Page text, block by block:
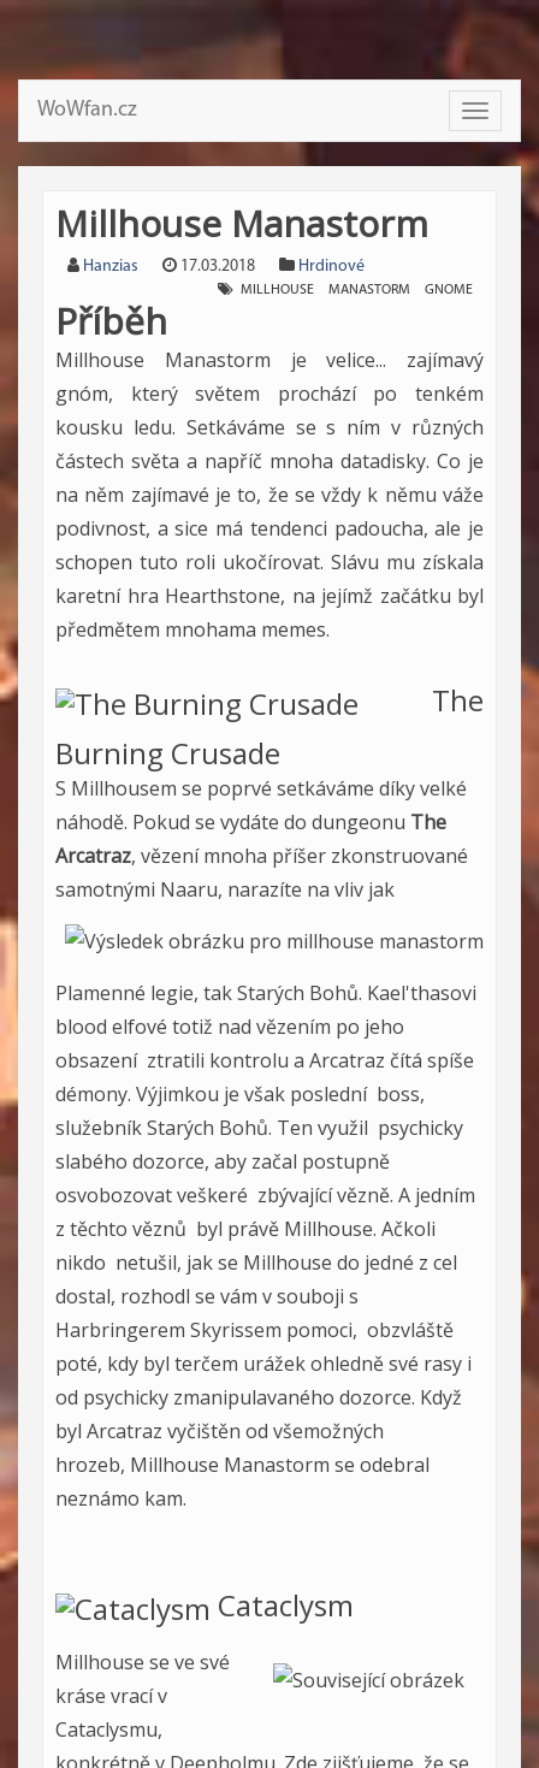
Toggle
WoWfan.cz
Millhouse Manastorm
Hanzias 17.03.2018 Hrdinové
MILLHOUSE MANASTORM GNOME
Příběh
Millhouse Manastorm je velice... zajímavý
gnóm, který světem prochází po tenkém
kousku ledu. Setkáváme se s ním v různých
částech světa a napříč mnoha datadisky. Co je
na něm zajímavé je to, že se vždy k němu váže
podivnost, a sice má tendenci padoucha, ale je
schopen tuto roli ukočírovat. Slávu mu získala
karetní hra Hearthstone, na jejímž začátku byl
předmětem mnohama memes.
The
Burning Crusade
S Millhousem se poprvé setkáváme díky velké
náhodě. Pokud se vydáte do dungeonu The
Arcatraz, vězení mnoha příšer zkonstruované
samotnými Naaru, narazíte na vliv jak
Plamenné legie, tak Starých Bohů. Kael'thasovi
blood elfové totiž nad vězením po jeho
obsazení ztratili kontrolu a Arcatraz čítá spíše
démony. Výjimkou je však poslední boss,
služebník Starých Bohů. Ten využil psychicky
slabého dozorce, aby začal postupně
osvobozovat veškeré zbývající vězně. A jedním
z těchto věznů byl právě Millhouse. Ačkoli
nikdo netušil, jak se Millhouse do jedné z cel
dostal, rozhodl se vám v souboji s
Harbringerem Skyrissem pomoci, obzvláště
poté, kdy byl terčem urážek ohledně své rasy i
od psychicky zmanipulavaného dozorce. Když
byl Arcatraz vyčištěn od všemožných
hrozeb, Millhouse Manastorm se odebral
neznámo kam.
Cataclysm
Millhouse se ve své
kráse vrací v
Cataclysmu,